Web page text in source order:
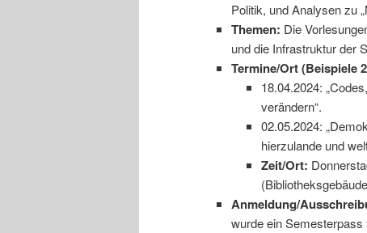
Politik, und Analysen zu
Themen: Die
und die Infrastruktur der
Termine/Ort (Beispiele
18.04.2024:
verändern“.
02.05.2024:
hierzulande und
Zeit/Ort:
Anmeldung/
wurde ein Semesterpass